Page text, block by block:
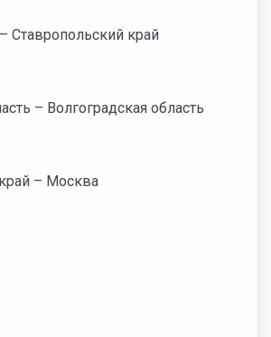
Ставропольский край
– Волгоградская область
– Москва